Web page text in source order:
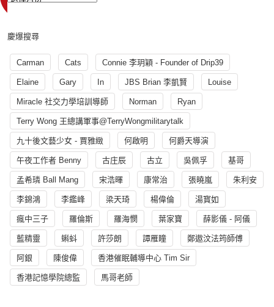
慶爆搜尋
Carman Cats Connie 李玥穎 - Founder of Drip39
Elaine Gary In JBS Brian 李凱賢 Louise
Miracle 社交力學培訓導師 Norman Ryan
Terry Wong 王總講軍事@TerryWongmilitarytalk
九十後文藝少女 - 賈雅緻 何啟明 何爵天導演
午夜工作者 Benny 古庄辰 古立 吳佩孚 基哥
孟希璘 Ball Mang 宋浩暉 康常治 張曉嵐 朱利安
李錦鴻 李鑑峰 梁天琦 楊偉倫 湯寳如
瘋中三子 羅倫斯 羅海憫 葉家寶 薛影儀 - 阿儀
藍精靈 蝌蚪 許莎朗 譚雁瞳 鄭遨汶法筠師傅
阿銀 陳俊偉 香港催眠輔導中心 Tim Sir
香港記憶學院總監 馬哥老師